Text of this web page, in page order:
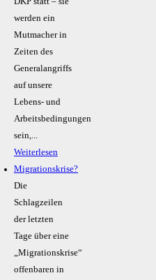
werden ein
Mutmacher in
Zeiten des
Generalangriffs
auf unsere
Lebens- und
Arbeitsbedingungen
sein,...
Weiterlesen
Migrationskrise?
Die
Schlagzeilen
der letzten
Tage über eine
„Migrationskrise“
offenbaren in